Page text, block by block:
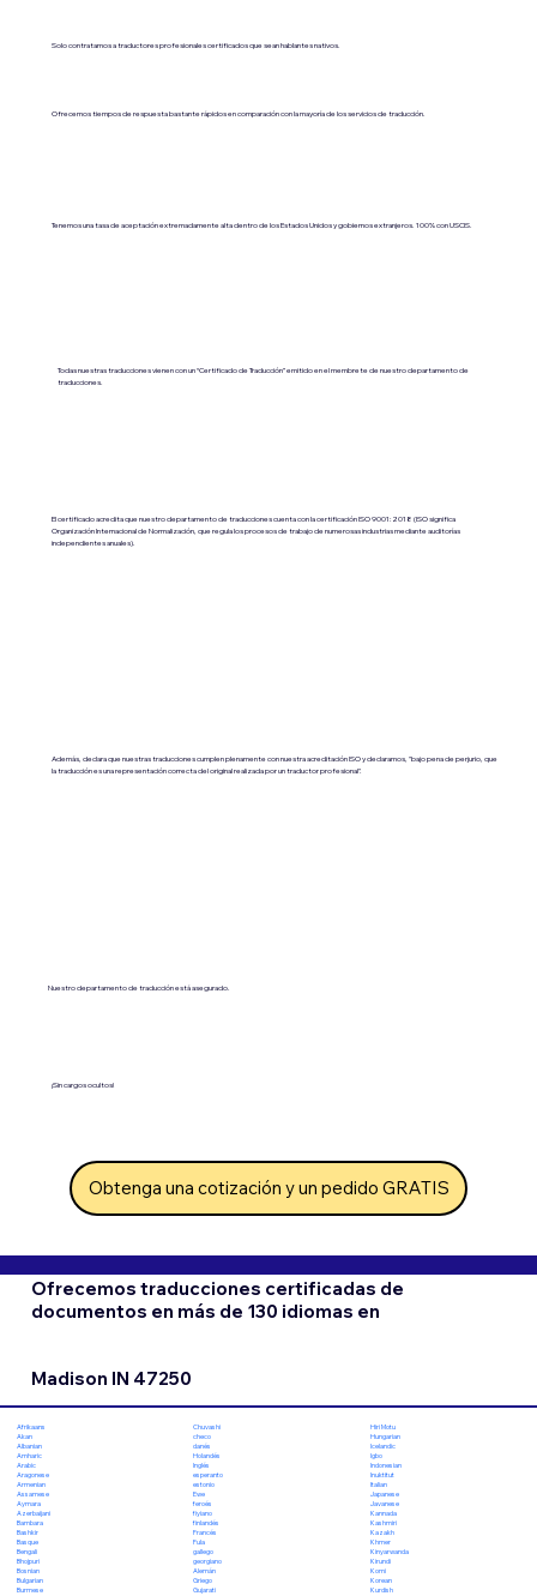
Solo contratamos a traductores profesionales certificados que sean hablantes nativos.
Ofrecemos tiempos de respuesta bastante rápidos en comparación con la mayoría de los servicios de traducción.
Tenemos una tasa de aceptación extremadamente alta dentro de los Estados Unidos y gobiernos extranjeros. 100% con USCIS.
Todas nuestras traducciones vienen con un “Certificado de Traducción” emitido en el membrete de nuestro departamento de
traducciones.
El certificado acredita que nuestro departamento de traducciones cuenta con la certificación ISO 9001:2018 (ISO significa
Organización Internacional de Normalización, que regula los procesos de trabajo de numerosas industrias mediante auditorías
independientes anuales).
Además, declara que nuestras traducciones cumplen plenamente con nuestra acreditación ISO y declaramos, "bajo pena de perjurio, que
la traducción es una representación correcta del original realizada por un traductor profesional".
Nuestro departamento de traducción está asegurado.
¡Sin cargos ocultos!
Obtenga una cotización y un pedido GRATIS
Ofrecemos traducciones certificadas de
documentos en más de 130 idiomas en
Madison IN 47250
Afrikaans
Akan
Albanian
Amharic
Arabic
Aragonese
Armenian
Assamese
Aymara
Azerbaijani
Bambara
Bashkir
Basque
Bengali
Bhojpuri
Bosnian
Bulgarian
Burmese
Chuvashi
checo
danés
Holandés
Inglés
esperanto
estonio
Ewe
feroés
fiyiano
finlandés
Francés
Fula
gallego
georgiano
Alemán
Griego
Gujarati
Hiri Motu
Hungarian
Icelandic
Igbo
Indonesian
Inuktitut
Italian
Japanese
Javanese
Kannada
Kashmiri
Kazakh
Khmer
Kinyarwanda
Kirundi
Komi
Korean
Kurdish